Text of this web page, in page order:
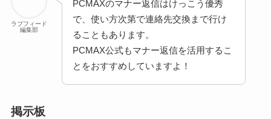
ラブフィード
編集部
PCMAXのマナー返信はけっこう優秀
で、使い方次第で連絡先交換まで行け
ることもあります。
PCMAX公式もマナー返信を活用するこ
とをおすすめしていますよ！
掲示板